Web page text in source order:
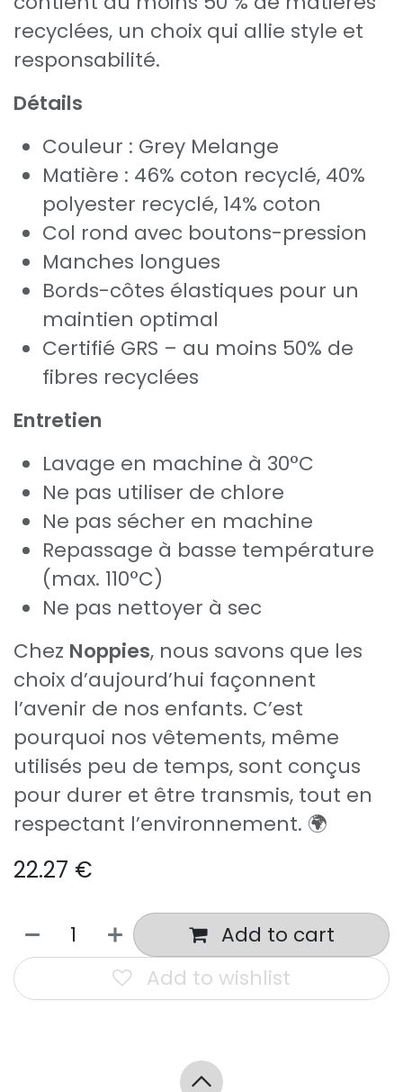
recyclées, un choix qui allie style et
responsabilité.
Détails
Couleur : Grey Melange
Matière : 46% coton recyclé, 40%
polyester recyclé, 14% coton
Col rond avec boutons-pression
Manches longues
Bords-côtes élastiques pour un
maintien optimal
Certifié GRS – au moins 50% de
fibres recyclées
Entretien
Lavage en machine à 30°C
Ne pas utiliser de chlore
Ne pas sécher en machine
Repassage à basse température
(max. 110°C)
Ne pas nettoyer à sec
Chez Noppies, nous savons que les
choix d’aujourd’hui façonnent
l’avenir de nos enfants. C’est
pourquoi nos vêtements, même
utilisés peu de temps, sont conçus
pour durer et être transmis, tout en
respectant l’environnement. 🌍
22.27 €
Add to cart
Add to wishlist